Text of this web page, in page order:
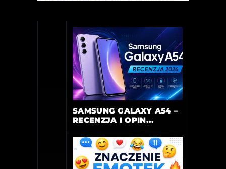
SAMSUNG GALAXY A54 –
RECENZJA I OPIN...